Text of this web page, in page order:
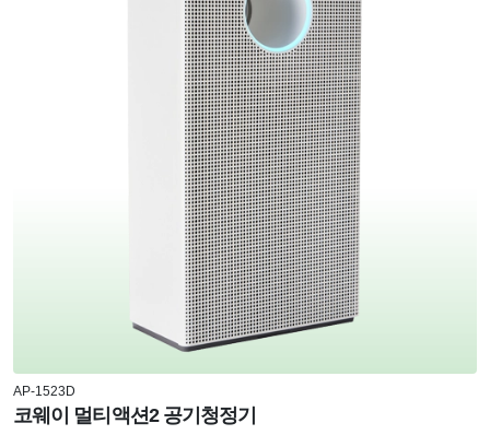
AP-1523D
코웨이 멀티액션2 공기청정기